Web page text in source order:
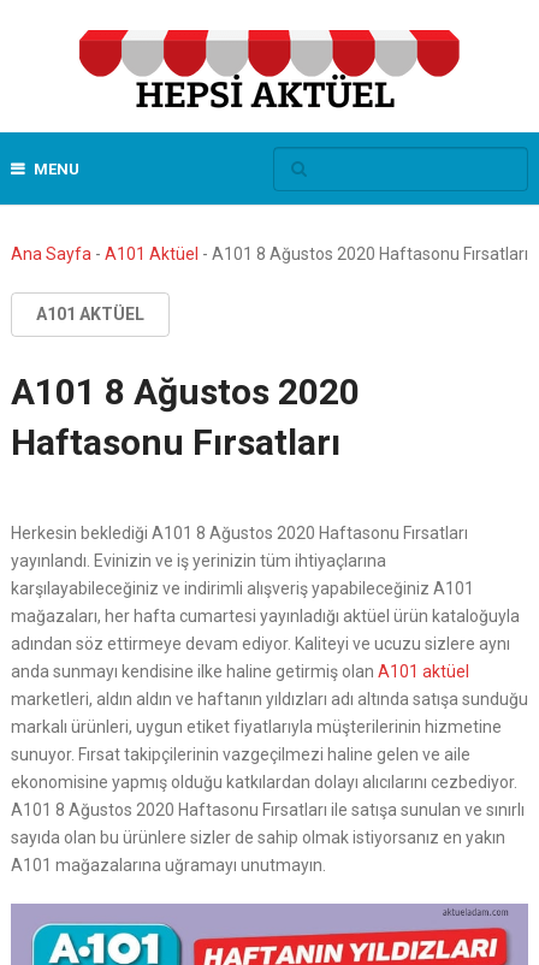
MENU
Ana Sayfa - A101 Aktüel - A101 8 Ağustos 2020 Haftasonu Fırsatları
A101 AKTÜEL
A101 8 Ağustos 2020
Haftasonu Fırsatları
Herkesin beklediği A101 8 Ağustos 2020 Haftasonu Fırsatları
yayınlandı. Evinizin ve iş yerinizin tüm ihtiyaçlarına
karşılayabileceğiniz ve indirimli alışveriş yapabileceğiniz A101
mağazaları, her hafta cumartesi yayınladığı aktüel ürün kataloğuyla
adından söz ettirmeye devam ediyor. Kaliteyi ve ucuzu sizlere aynı
anda sunmayı kendisine ilke haline getirmiş olan A101 aktüel
marketleri, aldın aldın ve haftanın yıldızları adı altında satışa sunduğu
markalı ürünleri, uygun etiket fiyatlarıyla müşterilerinin hizmetine
sunuyor. Fırsat takipçilerinin vazgeçilmezi haline gelen ve aile
ekonomisine yapmış olduğu katkılardan dolayı alıcılarını cezbediyor.
A101 8 Ağustos 2020 Haftasonu Fırsatları ile satışa sunulan ve sınırlı
sayıda olan bu ürünlere sizler de sahip olmak istiyorsanız en yakın
A101 mağazalarına uğramayı unutmayın.